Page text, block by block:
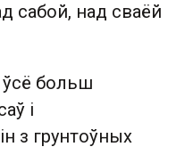
сабой, над сваёй
ўсё больш
і
з грунтоўных